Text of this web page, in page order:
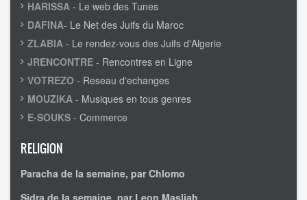
HARISSA - Le web des Tunes
DAFINA- Le Net des Juifs du Maroc
ZLABIA - Le rendez-vous des Juifs d'Algerie
JRENCONTRE - Rencontres en Ligne
VOTREZO - Reseau d'echanges
MOUZIKA - Musiques en tous genres
E-SOUKS - Commerce
RELIGION
Paracha de la semaine, par Chlomo
Sidra de la semaine, par Leon Masliah